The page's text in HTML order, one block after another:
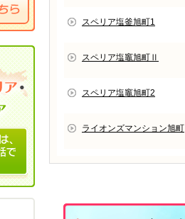
スペリア塩釜旭町1
スペリア塩竈旭町Ⅱ
スペリア塩竈旭町2
ライオンズマンション旭町